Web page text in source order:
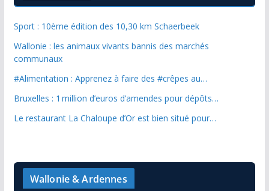
Sport : 10ème édition des 10,30 km Schaerbeek
Wallonie : les animaux vivants bannis des marchés
communaux
#Alimentation : Apprenez à faire des #crêpes au…
Bruxelles : 1 million d’euros d’amendes pour dépôts…
Le restaurant La Chaloupe d’Or est bien situé pour…
Wallonie & Ardennes